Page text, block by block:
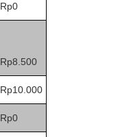
Rp0
Rp8.500
Rp10.000
Rp0